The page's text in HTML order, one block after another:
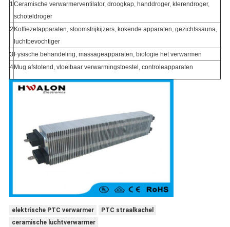
1Ceramische verwarmerventilator, droogkap, handdroger, klerendroger,
schoteldroger
2 Koffiezetapparaten, stoomstrijkijzers, kokende apparaten, gezichtssauna,
luchtbevochtiger
3 Fysische behandeling, massageapparaten, biologie het verwarmen
4 Mug afstotend, vloeibaar verwarmingstoestel, controleapparaten
elektrische PTC verwarmer
PTC straalkachel
ceramische luchtverwarmer